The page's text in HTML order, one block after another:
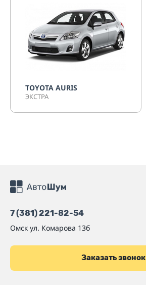
TOYOTA AURIS
ЭКСТРА
7 (381) 221-82-54
Омск ул. Комарова 13б
Заказать звонок